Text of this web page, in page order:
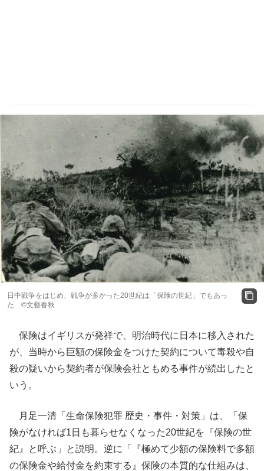
日中戦争をはじめ、戦争が多かった20世紀は「保険の世紀」でもあっ
た ©文藝春秋
保険はイギリスが発祥で、明治時代に日本に移入された
が、当時から巨額の保険金をつけた契約について毒殺や自
殺の疑いから契約者が保険会社ともめる事件が続出したと
いう。
月足一清「生命保険犯罪 歴史・事件・対策」は、「保
険がなければ1日も暮らせなくなった20世紀を『保険の世
紀』と呼ぶ」と説明。逆に「『極めて少額の保険料で多額
の保険金や給付金を約束する』保険の本質的な仕組みは、